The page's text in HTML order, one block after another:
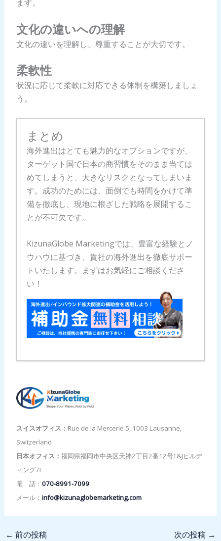
ます。
文化の違いへの理解
文化の違いを理解し、尊重することが大切です。
柔軟性
状況に応じて柔軟に対応できる体制を構築しましょ
う。
まとめ
海外進出はとても魅力的なオプションですが、
ターゲット国で日本の商習慣をそのまま当ては
めてしまうと、大きなリスクとなってしまいま
す。成功のためには、面倒でも時間をかけて準
備を徹底し、現地に根ざした戦略を展開するこ
とが不可欠です。
KizunaGlobe Marketingでは、豊富な経験とノ
ウハウに基づき、貴社の海外進出を徹底サポー
トいたします。まずはお気軽にご相談くださ
い！
スイスオフィス： Rue de la Mercerie 5, 1003 Lausanne,
Switzerland
日本オフィス： 福岡県福岡市中央区天神2丁目2番12号T&Jビルデ
ィング7F
電 話： 070-8991-7099
メール： info@kizunaglobemarketing.com
← 前の投稿 次の投稿 →